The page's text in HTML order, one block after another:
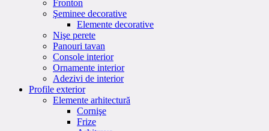
Fronton
Şeminee decorative
Elemente decorative
Nişe perete
Panouri tavan
Console interior
Ornamente interior
Adezivi de interior
Profile exterior
Elemente arhitectură
Cornişe
Frize